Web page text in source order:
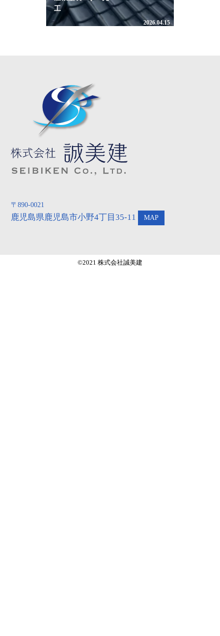
工
2026.04.15
〒890-0021
鹿児島県鹿児島市小野4丁目35-11 MAP
©2021 株式会社誠美建